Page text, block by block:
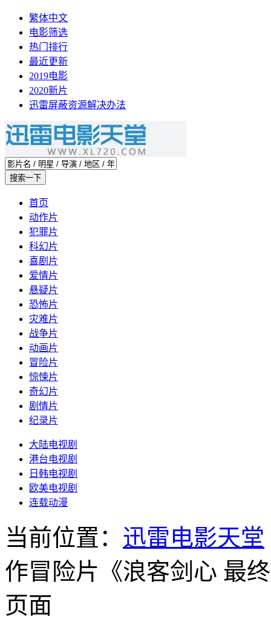
繁体中文
电影筛选
热门排行
最近更新
2019电影
2020新片
迅雷屏蔽资源解决办法
首页
动作片
犯罪片
科幻片
喜剧片
爱情片
悬疑片
恐怖片
灾难片
战争片
动画片
冒险片
惊悚片
奇幻片
剧情片
纪录片
大陆电视剧
港台电视剧
日韩电视剧
欧美电视剧
连载动漫
当前位置： 迅雷电影天堂
作冒险片《浪客剑心 最
页面